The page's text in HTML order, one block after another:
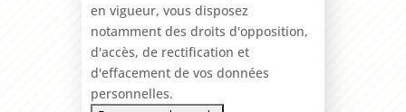
en vigueur, vous disposez
notamment des droits d'opposition,
d'accès, de rectification et
d'effacement de vos données
personnelles.